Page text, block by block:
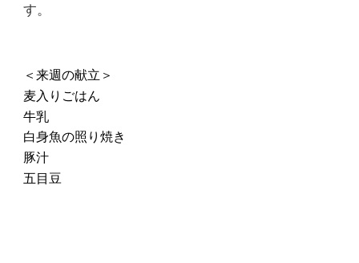
す。
＜来週の献立 ＞
麦入りごはん
牛乳
白身魚の照り焼き
豚汁
五目豆